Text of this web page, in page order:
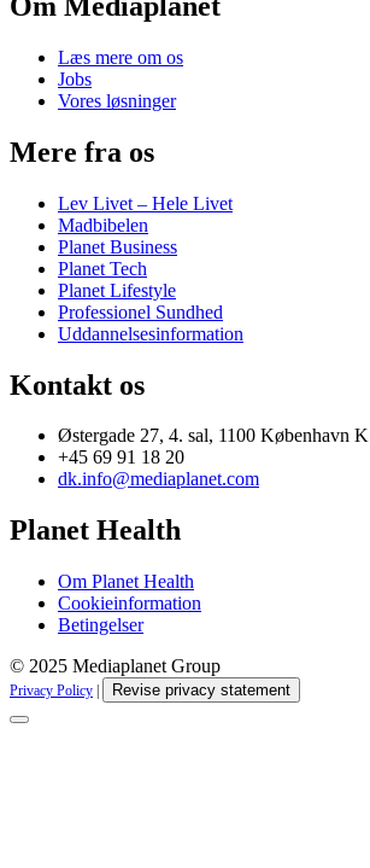
Læs mere om os
Jobs
Vores løsninger
Mere fra os
Lev Livet – Hele Livet
Madbibelen
Planet Business
Planet Tech
Planet Lifestyle
Professionel Sundhed
Uddannelsesinformation
Kontakt os
Østergade 27, 4. sal, 1100 København K
+45 69 91 18 20
dk.info@mediaplanet.com
Planet Health
Om Planet Health
Cookieinformation
Betingelser
© 2025 Mediaplanet Group
Privacy Policy Revise privacy statement